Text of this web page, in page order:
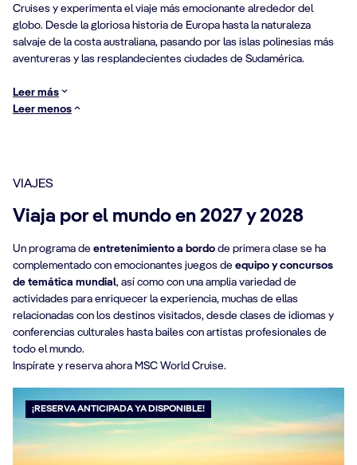
Cruises y experimenta el viaje más emocionante alrededor del
globo. Desde la gloriosa historia de Europa hasta la naturaleza
salvaje de la costa australiana, pasando por las islas polinesias más
aventureras y las resplandecientes ciudades de Sudamérica.
Leer más
Leer menos
VIAJES
Viaja por el mundo en 2027 y 2028
Un programa de entretenimiento a bordo de primera clase se ha
complementado con emocionantes juegos de equipo y concursos
de temática mundial, así como con una amplia variedad de
actividades para enriquecer la experiencia, muchas de ellas
relacionadas con los destinos visitados, desde clases de idiomas y
conferencias culturales hasta bailes con artistas profesionales de
todo el mundo.
Inspírate y reserva ahora MSC World Cruise.
¡RESERVA ANTICIPADA YA DISPONIBLE!